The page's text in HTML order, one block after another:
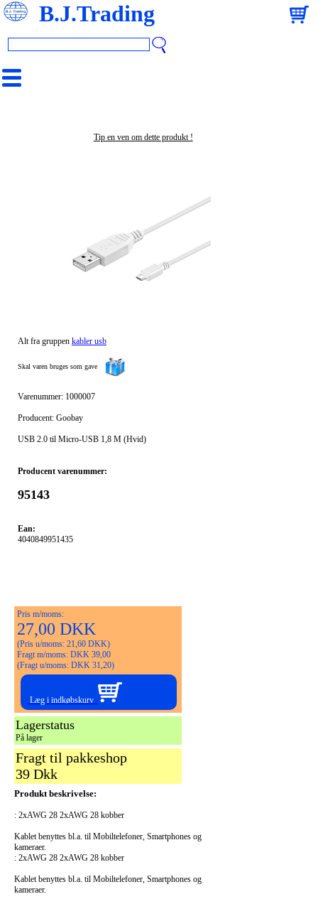
B.J.Trading
Tip en ven om dette produkt !
Alt fra gruppen kabler usb
Skal varen bruges som gave
Varenummer: 1000007
Producent: Goobay
USB 2.0 til Micro-USB 1,8 M (Hvid)
Producent varenummer:
95143
Ean:
4040849951435
Pris m/moms:
27,00 DKK
(Pris u/moms: 21,60 DKK)
Fragt m/moms: DKK 39,00
(Fragt u/moms: DKK 31,20)
Læg i indkøbskurv
Lagerstatus
På lager
Fragt til pakkeshop
39 Dkk
Produkt beskrivelse:
: 2xAWG 28 2xAWG 28 kobber
Kablet benyttes bl.a. til Mobiltelefoner, Smartphones og
kameraer.
: 2xAWG 28 2xAWG 28 kobber
Kablet benyttes bl.a. til Mobiltelefoner, Smartphones og
kameraer.